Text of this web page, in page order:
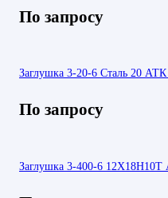
По запросу
Заглушка 3-20-6 Сталь 20
По запросу
Заглушка 3-400-6